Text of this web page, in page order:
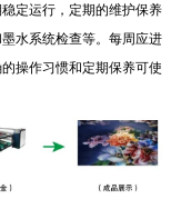
定运行，定期的维护保养
水系统检查等。每周应进
操作习惯和定期保养可使